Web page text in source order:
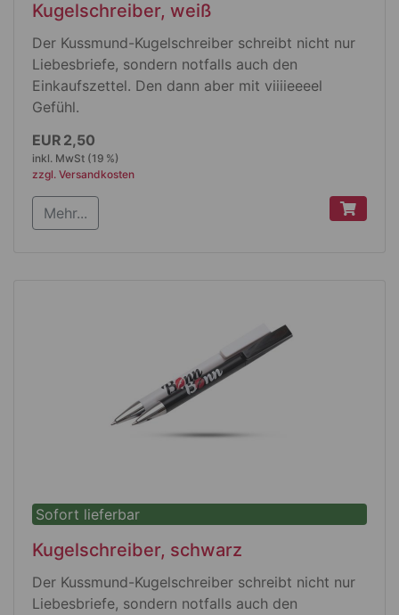
Kugelschreiber, weiß
Der Kussmund-Kugelschreiber schreibt nicht nur
Liebesbriefe, sondern notfalls auch den
Einkaufszettel. Den dann aber mit viiiieeeel
Gefühl.
Produktdetails
Farbe: matt weiß mit silberfarbener
glänzender Spitze
mit Drehmechanik
EUR 2,50
inkl. MwSt (19 %)
zzgl. Versandkosten
Mehr...
Sofort lieferbar
Kugelschreiber, schwarz
Der Kussmund-Kugelschreiber schreibt nicht nur
Liebesbriefe, sondern notfalls auch den